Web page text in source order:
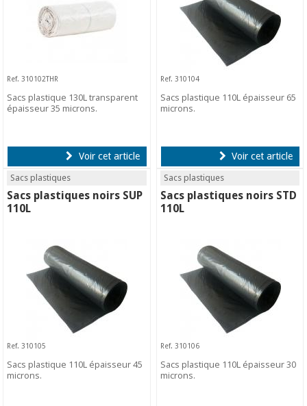
Ref. 310102THR
Sacs plastique 130L transparent
épaisseur 35 microns.
Voir cet article
Ref. 310104
Sacs plastique 110L épaisseur 65
microns.
Voir cet article
Sacs plastiques
Sacs plastiques noirs SUP
110L
Ref. 310105
Sacs plastique 110L épaisseur 45
microns.
Sacs plastiques
Sacs plastiques noirs STD
110L
Ref. 310106
Sacs plastique 110L épaisseur 30
microns.